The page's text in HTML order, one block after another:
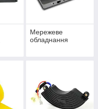
Мережеве
обладнання